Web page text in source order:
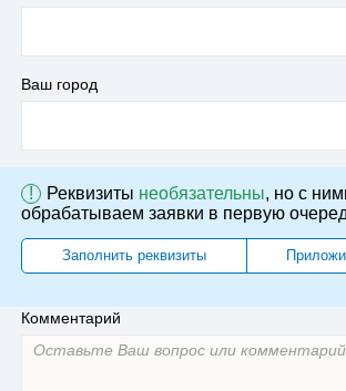
Ваш город
! Реквизиты необязательны, но с
обрабатываем заявки в первую
Заполнить реквизиты
Комментарий